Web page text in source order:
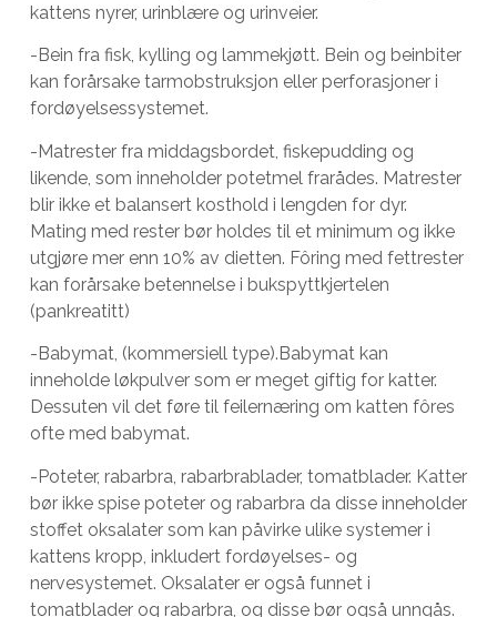
kattens nyrer, urinblære og urinveier.
-Bein fra fisk, kylling og lammekjøtt. Bein og beinbiter
kan forårsake tarmobstruksjon eller perforasjoner i
fordøyelsessystemet.
-Matrester fra middagsbordet, fiskepudding og
likende, som inneholder potetmel frarådes. Matrester
blir ikke et balansert kosthold i lengden for dyr.
Mating med rester bør holdes til et minimum og ikke
utgjøre mer enn 10% av dietten. Fôring med fettrester
kan forårsake betennelse i bukspyttkjertelen
(pankreatitt)
-Babymat, (kommersiell type).Babymat kan
inneholde løkpulver som er meget giftig for katter.
Dessuten vil det føre til feilernæring om katten fôres
ofte med babymat.
-Poteter, rabarbra, rabarbrablader, tomatblader. Katter
bør ikke spise poteter og rabarbra da disse inneholder
stoffet oksalater som kan påvirke ulike systemer i
kattens kropp, inkludert fordøyelses- og
nervesystemet. Oksalater er også funnet i
tomatblader og rabarbra, og disse bør også unngås.